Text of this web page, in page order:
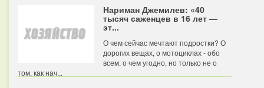
Нариман Джемилев: «40
тысяч саженцев в 16 лет —
эт...
О чем сейчас мечтают подростки? О
дорогих вещах, о мотоциклах - обо
всем, о чем угодно, но только не о
том, как нач...